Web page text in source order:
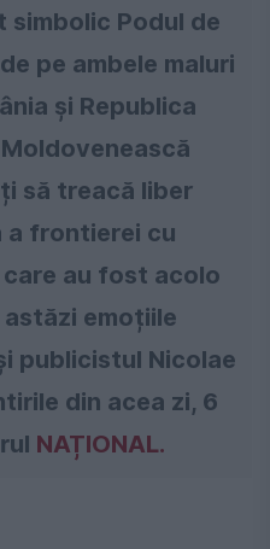
simbolic Podul de
pe ambele maluri
și Republica
să treacă liber
a frontierei cu
au fost acolo
emoțiile
publicistul Nicolae
din acea zi, 6
NAȚIONAL.